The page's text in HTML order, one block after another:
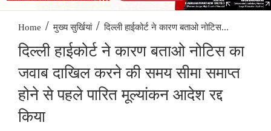
Home / मुख्य सुर्खियां / दिल्ली हाईकोर्ट ने कारण बताओ नोटिस...
दिल्ली हाईकोर्ट ने कारण बताओ नोटिस का
जवाब दाखिल करने की समय सीमा समाप्त
होने से पहले पारित मूल्यांकन आदेश रद्द
किया